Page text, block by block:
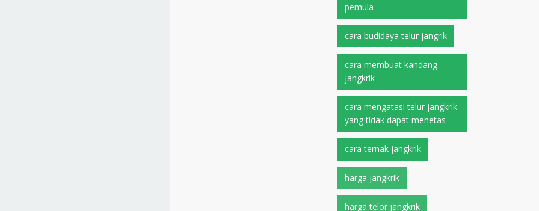
pemula
cara budidaya telur jangrik
cara membuat kandang
jangkrik
cara mengatasi telur jangkrik
yang tidak dapat menetas
cara ternak jangkrik
harga jangkrik
harga telor jangkrik